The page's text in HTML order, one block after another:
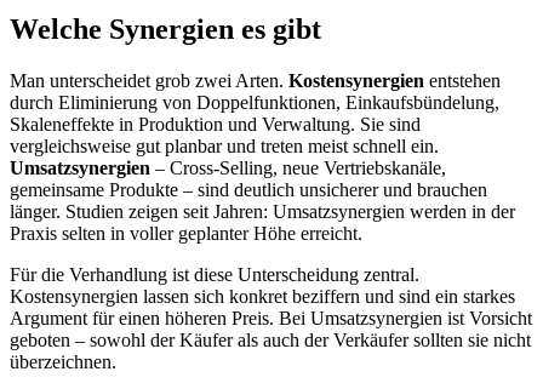
Welche Synergien es gibt
Man unterscheidet grob zwei Arten. Kostensynergien entstehen
durch Eliminierung von Doppelfunktionen, Einkaufsbündelung,
Skaleneffekte in Produktion und Verwaltung. Sie sind
vergleichsweise gut planbar und treten meist schnell ein.
Umsatzsynergien – Cross-Selling, neue Vertriebskanäle,
gemeinsame Produkte – sind deutlich unsicherer und brauchen
länger. Studien zeigen seit Jahren: Umsatzsynergien werden in der
Praxis selten in voller geplanter Höhe erreicht.
Für die Verhandlung ist diese Unterscheidung zentral.
Kostensynergien lassen sich konkret beziffern und sind ein starkes
Argument für einen höheren Preis. Bei Umsatzsynergien ist Vorsicht
geboten – sowohl der Käufer als auch der Verkäufer sollten sie nicht
überzeichnen.